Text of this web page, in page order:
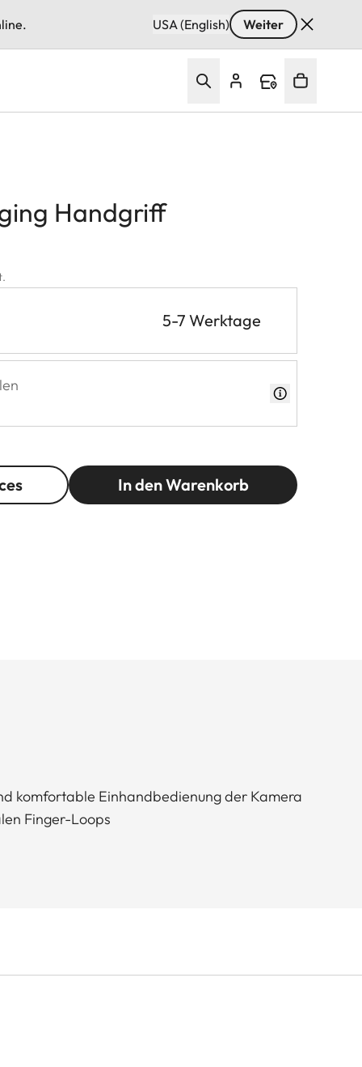
USA (English) Weiter
Handgriff
5-7 Werktage
In den Warenkorb
komfortable Einhandbedienung der Kamera
Finger-Loops